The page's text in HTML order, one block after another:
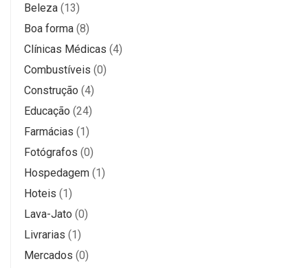
Beleza (13)
Boa forma (8)
Clínicas Médicas (4)
Combustíveis (0)
Construção (4)
Educação (24)
Farmácias (1)
Fotógrafos (0)
Hospedagem (1)
Hoteis (1)
Lava-Jato (0)
Livrarias (1)
Mercados (0)